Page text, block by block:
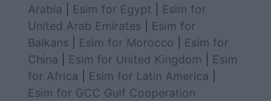
Arabia
Esim for Egypt
Esim for
United Arab Emirates
Esim for
Balkans
Esim for Morocco
Esim for
China
Esim for United Kingdom
Esim
for Africa
Esim for Latin America
Esim for GCC Gulf Cooperation